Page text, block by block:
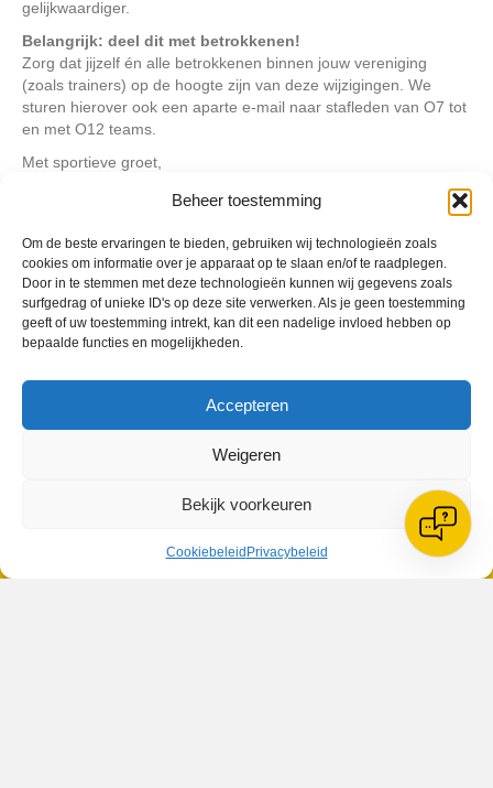
Beheer toestemming
Om de beste ervaringen te bieden, gebruiken wij technologieën zoals
cookies om informatie over je apparaat op te slaan en/of te raadplegen.
Door in te stemmen met deze technologieën kunnen wij gegevens zoals
surfgedrag of unieke ID's op deze site verwerken. Als je geen toestemming
geeft of uw toestemming intrekt, kan dit een nadelige invloed hebben op
bepaalde functies en mogelijkheden.
Accepteren
Weigeren
Bekijk voorkeuren
Cookiebeleid Privacybeleid
gelijkwaardiger.
Belangrijk: deel dit met betrokkenen!
Zorg dat jijzelf én alle betrokkenen binnen jouw vereniging
(zoals trainers) op de hoogte zijn van deze wijzigingen. We
sturen hierover ook een aparte e-mail naar stafleden van O7 tot
en met O12 teams.
Met sportieve groet,
Geplaatst inArchief, Berichten seizoen 2025-2026